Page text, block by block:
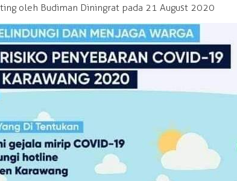
oleh Budiman Diningrat pada 21 August 2020